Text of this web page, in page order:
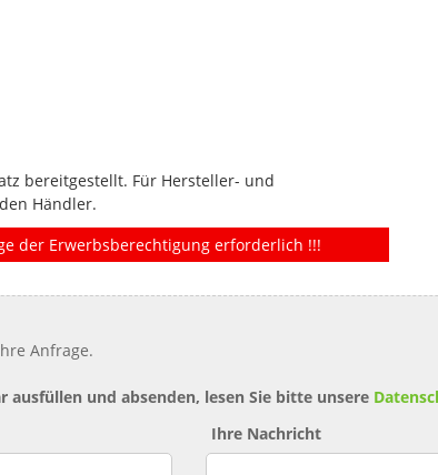
bereitgestellt. Für Hersteller- und
Händler.
der Erwerbsberechtigung erforderlich !!!
Anfrage.
ausfüllen und absenden, lesen Sie bitte unsere
Ihre Nachricht